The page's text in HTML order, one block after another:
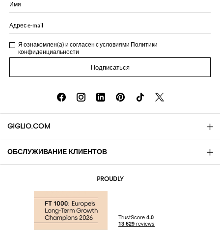
Имя
Адрес e-mail
Я ознакомлен(а) и согласен с условиями Политики
конфиденциальности
Подписаться
GIGLIO.COM
About
Community Store
ОБСЛУЖИВАНИЕ КЛИЕНТОВ
PROUDLY